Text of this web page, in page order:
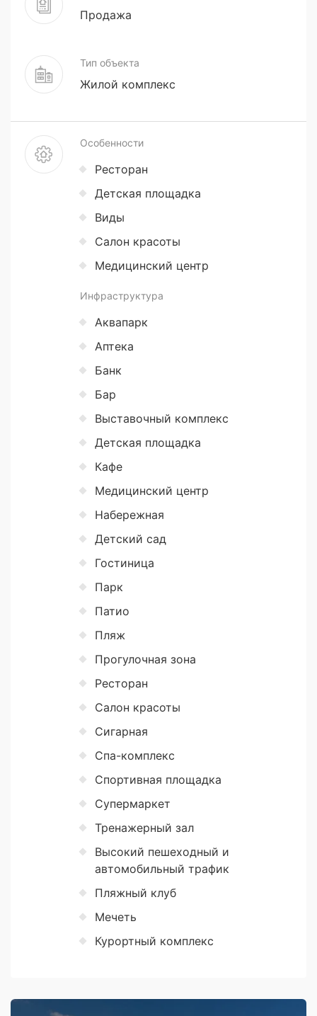
Продажа
Тип объекта
Жилой комплекс
Особенности
Ресторан
Детская площадка
Виды
Салон красоты
Медицинский центр
Инфраструктура
Аквапарк
Аптека
Банк
Бар
Выставочный комплекс
Детская площадка
Кафе
Медицинский центр
Набережная
Детский сад
Гостиница
Парк
Патио
Пляж
Прогулочная зона
Ресторан
Салон красоты
Сигарная
Спа-комплекс
Спортивная площадка
Супермаркет
Тренажерный зал
Высокий пешеходный и
автомобильный трафик
Пляжный клуб
Мечеть
Курортный комплекс